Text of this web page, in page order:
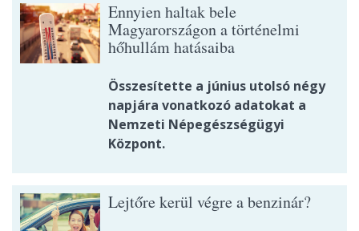
Ennyien haltak bele
Magyarországon a történelmi
hőhullám hatásaiba
Összesítette a június utolsó négy
napjára vonatkozó adatokat a
Nemzeti Népegészségügyi
Központ.
Lejtőre kerül végre a benzinár?